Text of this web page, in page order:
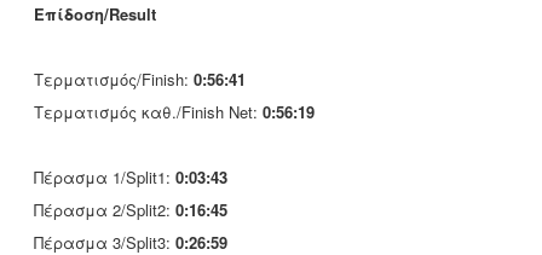
Επίδοση/Result
Τερματισμός/Finish: 0:56:41
Τερματισμός καθ./Finish Net: 0:56:19
Πέρασμα 1/Split1: 0:03:43
Πέρασμα 2/Split2: 0:16:45
Πέρασμα 3/Split3: 0:26:59